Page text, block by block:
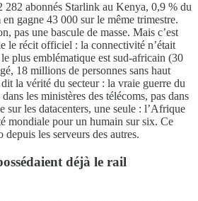
282 abonnés Starlink au Kenya, 0,9 % du
gagne 43 000 sur le même trimestre.
pas une bascule de masse. Mais c’est
le récit officiel : la connectivité n’était
plus emblématique est sud-africain (30
18 millions de personnes sans haut
la vérité du secteur : la vraie guerre du
les ministères des télécoms, pas dans
sur les datacenters, une seule : l’Afrique
mondiale pour un humain sur six. Ce
les serveurs des autres.
déjà le rail